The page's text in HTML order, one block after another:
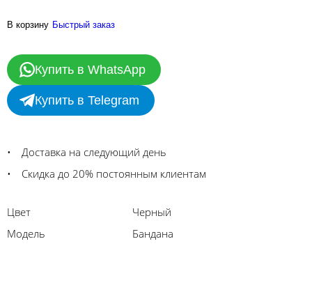
В корзину Быстрый заказ
Купить в WhatsApp
Купить в Telegram
Доставка на следующий день
Скидка до 20% постоянным клиентам
Цвет
Черный
Модель
Бандана